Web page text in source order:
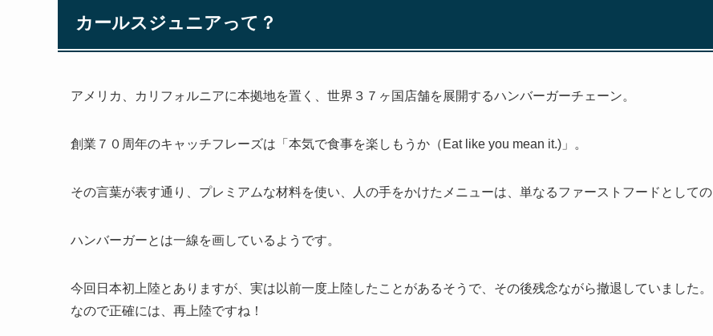
カールスジュニアって？
アメリカ、カリフォルニアに本拠地を置く、世界３７ヶ国店舗を展開するハンバーガーチェーン。
創業７０周年のキャッチフレーズは「本気で食事を楽しもうか（Eat like you mean it.)」。
その言葉が表す通り、プレミアムな材料を使い、人の手をかけたメニューは、単なるファーストフードとしての
ハンバーガーとは一線を画しているようです。
今回日本初上陸とありますが、実は以前一度上陸したことがあるそうで、その後残念ながら撤退していました。
なので正確には、再上陸ですね！